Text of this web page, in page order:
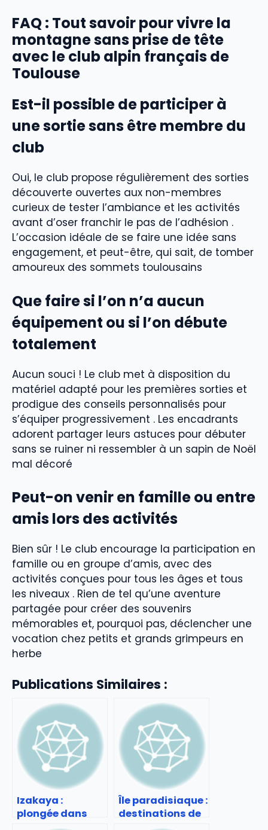
FAQ : Tout savoir pour vivre la
montagne sans prise de tête
avec le club alpin français de
Toulouse
Est-il possible de participer à
une sortie sans être membre du
club
Oui, le club propose régulièrement des sorties
découverte ouvertes aux non-membres
curieux de tester l’ambiance et les activités
avant d’oser franchir le pas de l’adhésion .
L’occasion idéale de se faire une idée sans
engagement, et peut-être, qui sait, de tomber
amoureux des sommets toulousains
Que faire si l’on n’a aucun
équipement ou si l’on débute
totalement
Aucun souci ! Le club met à disposition du
matériel adapté pour les premières sorties et
prodigue des conseils personnalisés pour
s’équiper progressivement . Les encadrants
adorent partager leurs astuces pour débuter
sans se ruiner ni ressembler à un sapin de Noël
mal décoré
Peut-on venir en famille ou entre
amis lors des activités
Bien sûr ! Le club encourage la participation en
famille ou en groupe d’amis, avec des
activités conçues pour tous les âges et tous
les niveaux . Rien de tel qu’une aventure
partagée pour créer des souvenirs
mémorables et, pourquoi pas, déclencher une
vocation chez petits et grands grimpeurs en
herbe
Publications Similaires :
Izakaya :
plongée dans
l’ambiance des
Île paradisiaque :
destinations de
rêve à travers le